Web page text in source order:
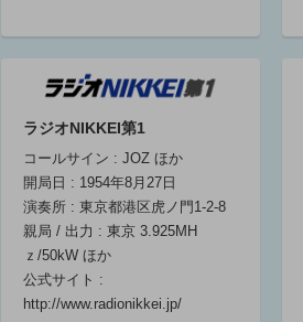
石塚元章 ニュー
07:00 ～ 09:00
ラジオNIKKEI第1
コールサイン : JOZ ほか
開局日 : 1954年8月27日
演奏所 : 東京都港区虎ノ門1-2-8
親局 / 出力 : 東京 3.925MH
ｚ/50kW ほか
公式サイト :
http://www.radionikkei.jp/